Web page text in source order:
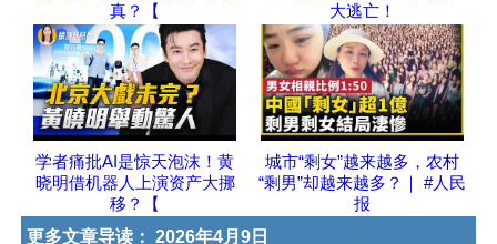
真？【
大逃亡！
学者痛批AI是惊天泡沫！黄
晓明借机器人上演资产大挪
移？【
城市“剩女”越来越多，农村
“剩男”却越来越多？｜ #人民
报
更多文章导读： 2026年4月9日